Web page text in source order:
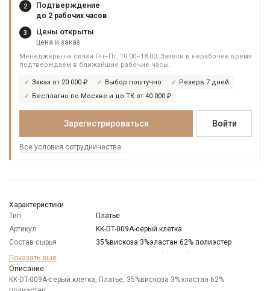
2 Подтверждение
до 2 рабочих часов
3 Цены открыты
цена и заказ
Менеджеры на связи Пн–Пт, 10:00–18:00. Заявки в нерабочее время
подтверждаем в ближайшие рабочие часы.
Заказ от 20 000 ₽ Выбор поштучно
Резерв 7 дней
Бесплатно по Москве и до ТК от 40 000 ₽
Зарегистрироваться Войти
Все условия сотрудничества
Характеристики
Тип
Платье
Артикул
KK-DT-009A-серый.клетка
Состав сырья
35%вискоза 3%эластан 62% полиэстер
Бренд
Модель
Цвет
Серый
Показать еще
Описание
KK-DT-009A-серый.клетка, Платье, 35%вискоза 3%эластан 62%